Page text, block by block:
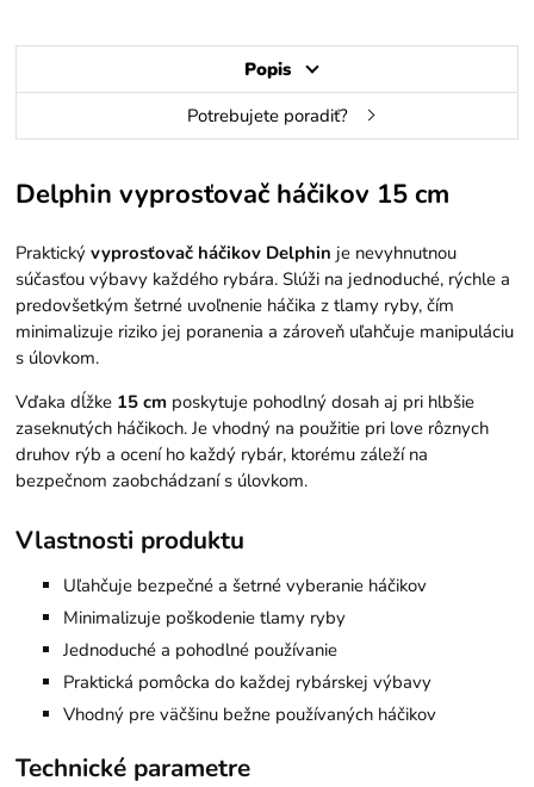
Popis
Potrebujete poradiť?
Delphin vyprosťovač háčikov 15 cm
Praktickývyprosťovač háčikov Delphin je nevyhnutnou
súčasťou výbavy každého rybára. Slúži na jednoduché, rýchle a
predovšetkým šetrné uvoľnenie háčika z tlamy ryby, čím
minimalizuje riziko jej poranenia a zároveň uľahčuje manipuláciu
s úlovkom.
Vďaka dĺžke 15 cm poskytuje pohodlný dosah aj pri hlbšie
zaseknutých háčikoch. Je vhodný na použitie pri love rôznych
druhov rýb a ocení ho každý rybár, ktorému záleží na
bezpečnom zaobchádzaní s úlovkom.
Vlastnosti produktu
Uľahčuje bezpečné a šetrné vyberanie háčikov
Minimalizuje poškodenie tlamy ryby
Jednoduché a pohodlné používanie
Praktická pomôcka do každej rybárskej výbavy
Vhodný pre väčšinu bežne používaných háčikov
Technické parametre